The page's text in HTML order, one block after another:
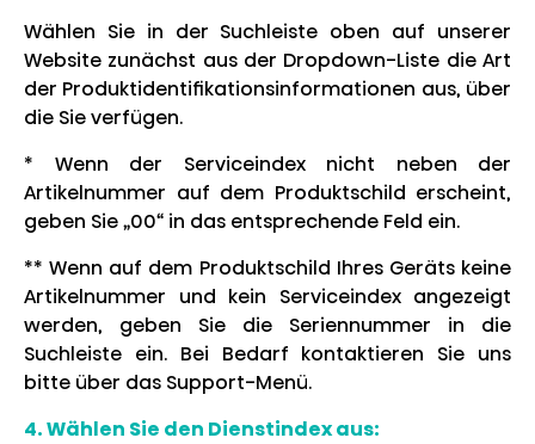
Wählen Sie in der Suchleiste oben auf unserer
Website zunächst aus der Dropdown-Liste die Art
der Produktidentifikationsinformationen aus, über
die Sie verfügen.
* Wenn der Serviceindex nicht neben der
Artikelnummer auf dem Produktschild erscheint,
geben Sie „00“ in das entsprechende Feld ein.
** Wenn auf dem Produktschild Ihres Geräts keine
Artikelnummer und kein Serviceindex angezeigt
werden, geben Sie die Seriennummer in die
Suchleiste ein. Bei Bedarf kontaktieren Sie uns
bitte über das Support-Menü.
4. Wählen Sie den Dienstindex aus: